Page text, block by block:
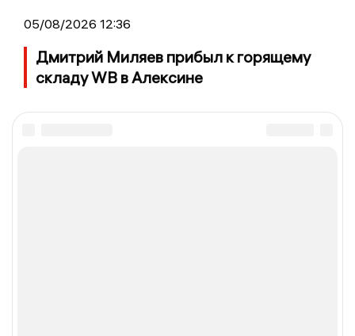
05/08/2026 12:36
Дмитрий Миляев прибыл к горящему
складу WB в Алексине